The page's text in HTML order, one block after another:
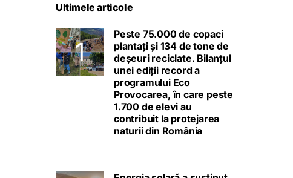
Ultimele articole
Peste 75.000 de copaci
plantați și 134 de tone de
deșeuri reciclate. Bilanțul
unei ediții record a
programului Eco
Provocarea, în care peste
1.700 de elevi au
contribuit la protejarea
naturii din România